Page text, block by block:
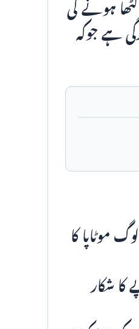
ہونے کی
ہے جوکہ
موٹاپا کا
عورتیں موٹاپے کا شکار